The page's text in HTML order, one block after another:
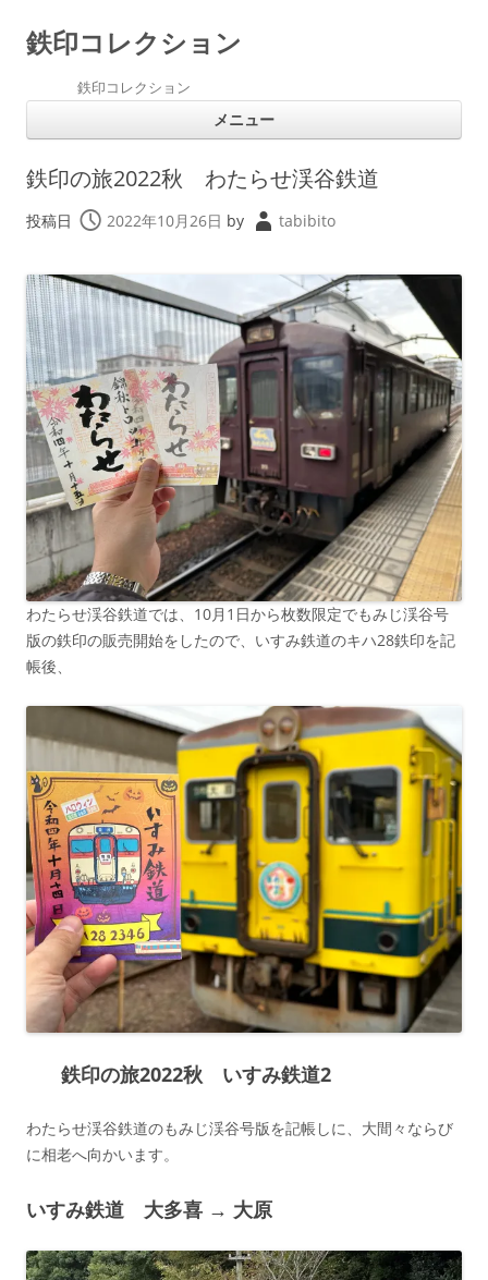
鉄印コレクション
鉄印コレクション
メニュー
鉄印の旅2022秋 わたらせ渓谷鉄道
投稿日 2022年10月26日 by tabibito
わたらせ渓谷鉄道では、10月1日から枚数限定でもみじ渓谷号
版の鉄印の販売開始をしたので、いすみ鉄道のキハ28鉄印を記
帳後、
鉄印の旅2022秋 いすみ鉄道2
わたらせ渓谷鉄道のもみじ渓谷号版を記帳しに、大間々ならび
に相老へ向かいます。
いすみ鉄道 大多喜 → 大原